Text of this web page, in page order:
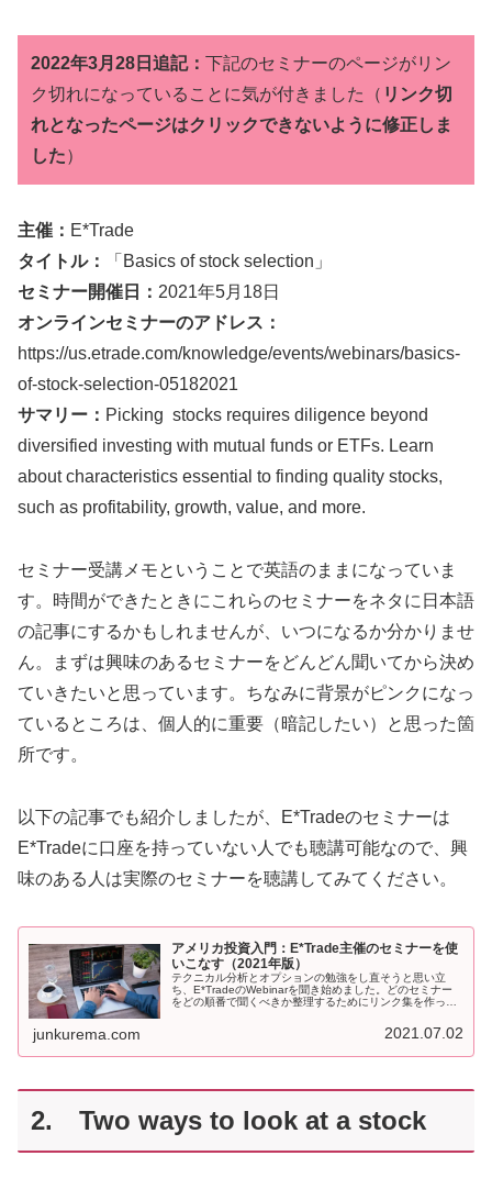
2022年3月28日追記： 下記のセミナーのページがリン
ク切れになっていることに気が付きました（ リンク切
れとなったページはクリックできないように修正しま
した）
主催： E*Trade
タイトル：
「Basics of stock selection」
セミナー開催日： 2021年5月18日
オンラインセミナーのアドレス：
https://us.etrade.com/knowledge/events/webinars/basics-
of-stock-selection-05182021
サマリー： Picking stocks requires diligence beyond
diversified investing with mutual funds or ETFs. Learn
about characteristics essential to finding quality stocks,
such as profitability, growth, value, and more.
セミナー受講メモということで英語のままになっていま
す。時間ができたときにこれらのセミナーをネタに日本語
の記事にするかもしれませんが、いつになるか分かりませ
ん。まずは興味のあるセミナーをどんどん聞いてから決め
ていきたいと思っています。ちなみに背景がピンクになっ
ているところは、個人的に重要（暗記したい）と思った箇
所です。
以下の記事でも紹介しましたが、E*Tradeのセミナーは
E*Tradeに口座を持っていない人でも聴講可能なので、興
味のある人は実際のセミナーを聴講してみてください。
アメリカ投資入門：E*Trade主催のセミナーを使
いこなす（2021年版）
テクニカル分析とオプションの勉強をし直そうと思い立
ち、E*TradeのWebinarを聞き始めました。どのセミナー
をどの順番で聞くべきか整理するためにリンク集を作って
りましたがほとんどがリンク切れになってしまったので新
しい日程のものに入れ替えました）。いずれのセミナーも
を題材にしてチャートの読み方を学びたい人は、毎週開催
move（毎火曜日）もお勧めです。
junkurema.com 2021.07.02
2. Two ways to look at a stock